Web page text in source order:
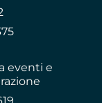
eventi e